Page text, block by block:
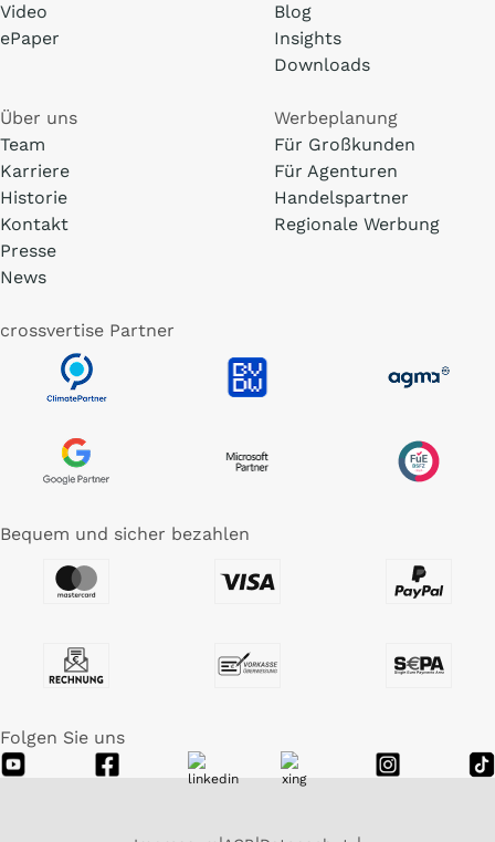
Video
ePaper
Blog
Insights
Downloads
Über uns
Team
Karriere
Historie
Kontakt
Presse
News
Werbeplanung
Für Großkunden
Für Agenturen
Handelspartner
Regionale Werbung
crossvertise Partner
Bequem und sicher bezahlen
Folgen Sie uns